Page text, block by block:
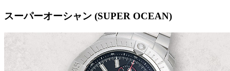
スーパーオーシャン (SUPER OCEAN)